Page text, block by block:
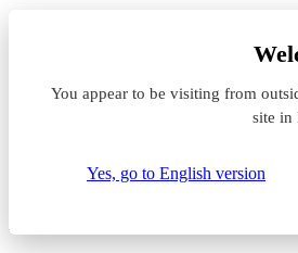
You appear to be visiting from
site in
Yes, go to English version
Magazyny Ideal Idea City Park z
Magazyny Ideal
z kompletem